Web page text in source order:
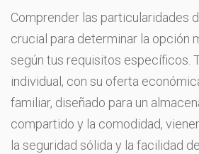
Comprender las particularidades
crucial para determinar la opción
según tus requisitos específicos.
individual, con su oferta
familiar, diseñado para un
compartido y la comodidad,
la seguridad sólida y la facilidad